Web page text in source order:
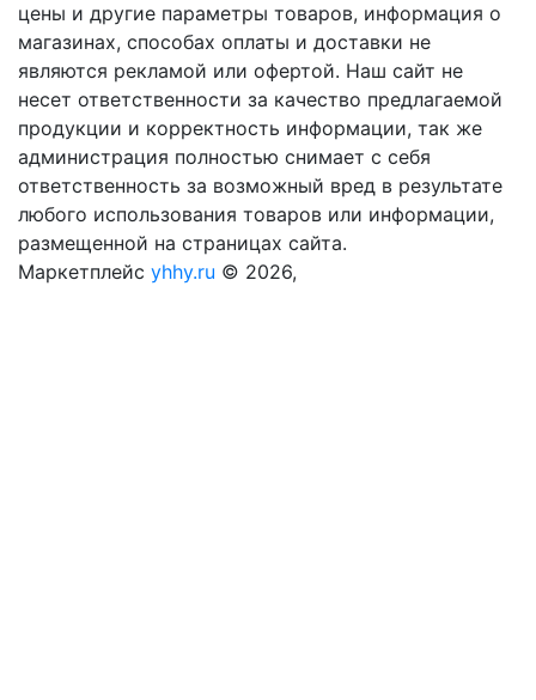
цены и другие параметры товаров, информация о
магазинах, способах оплаты и доставки не
являются рекламой или офертой. Наш сайт не
несет ответственности за качество предлагаемой
продукции и корректность информации, так же
администрация полностью снимает с себя
ответственность за возможный вред в результате
любого использования товаров или информации,
размещенной на страницах сайта.
Маркетплейс yhhy.ru © 2026,